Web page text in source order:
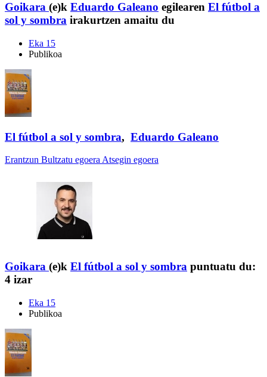
Goikara (e)k Eduardo Galeano egilearen El fútbol a
sol y sombra irakurtzen amaitu du
Eka 15
Publikoa
El fútbol a sol y sombra, Eduardo Galeano
Erantzun Bultzatu egoera Atsegin egoera
Goikara (e)k El fútbol a sol y sombra puntuatu du:
4 izar
Eka 15
Publikoa